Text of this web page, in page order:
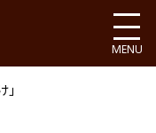
マチラウンジ
MENU